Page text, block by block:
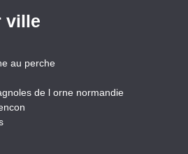
ville
au perche
de l orne normandie